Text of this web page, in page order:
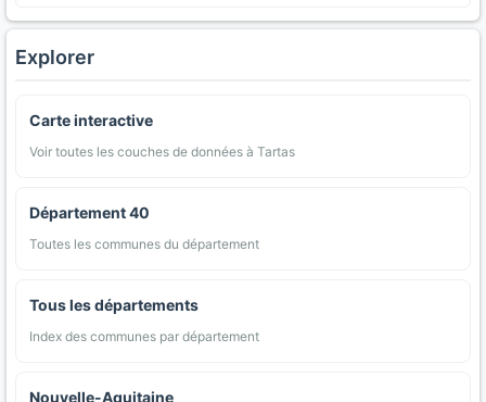
Explorer
Carte interactive
Voir toutes les couches de données à Tartas
Département 40
Toutes les communes du département
Tous les départements
Index des communes par département
Nouvelle-Aquitaine